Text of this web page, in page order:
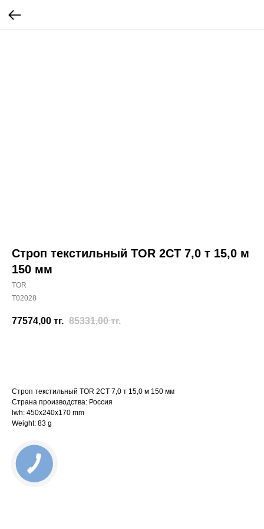
Строп текстильный TOR 2СТ 7,0 т 15,0 м
150 мм
TOR
T02028
77574,00 тг. 85331,00 тг.
Строп текстильный TOR 2СТ 7,0 т 15,0 м 150 мм
Страна производства: Россия
lwh: 450x240x170 mm
Weight: 83 g